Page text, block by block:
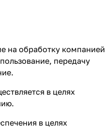
на обработку компанией
передачу
в целях
в целях